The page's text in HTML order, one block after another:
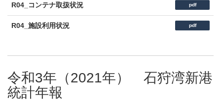
R04_コンテナ取扱状況 pdf
R04_施設利用状況 pdf
令和3年（2021年） 石狩湾新港
統計年報